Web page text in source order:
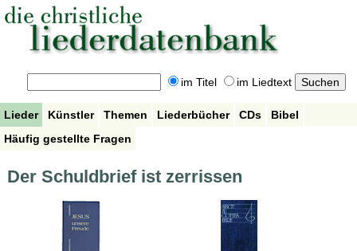
im Titel im Liedtext
Lieder Künstler Themen Liederbücher CDs
Bibel
Häufig gestellte Fragen
Der Schuldbrief ist zerrissen